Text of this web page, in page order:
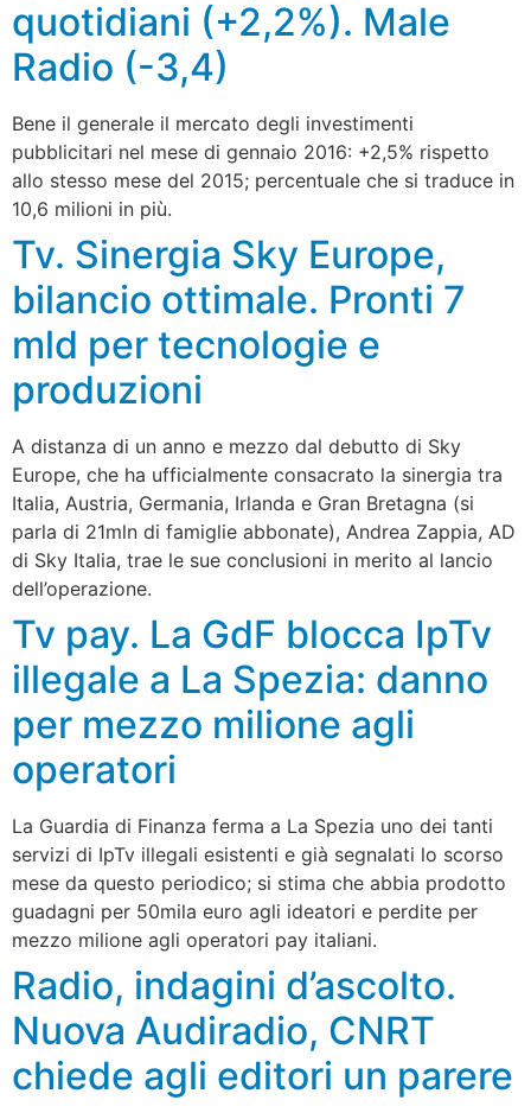
quotidiani (+2,2%). Male
Radio (-3,4)
Bene il generale il mercato degli investimenti
pubblicitari nel mese di gennaio 2016: +2,5% rispetto
allo stesso mese del 2015; percentuale che si traduce in
10,6 milioni in più.
Tv. Sinergia Sky Europe,
bilancio ottimale. Pronti 7
mld per tecnologie e
produzioni
A distanza di un anno e mezzo dal debutto di Sky
Europe, che ha ufficialmente consacrato la sinergia tra
Italia, Austria, Germania, Irlanda e Gran Bretagna (si
parla di 21mln di famiglie abbonate), Andrea Zappia, AD
di Sky Italia, trae le sue conclusioni in merito al lancio
dell’operazione.
Tv pay. La GdF blocca IpTv
illegale a La Spezia: danno
per mezzo milione agli
operatori
La Guardia di Finanza ferma a La Spezia uno dei tanti
servizi di IpTv illegali esistenti e già segnalati lo scorso
mese da questo periodico; si stima che abbia prodotto
guadagni per 50mila euro agli ideatori e perdite per
mezzo milione agli operatori pay italiani.
Radio, indagini d’ascolto.
Nuova Audiradio, CNRT
chiede agli editori un parere